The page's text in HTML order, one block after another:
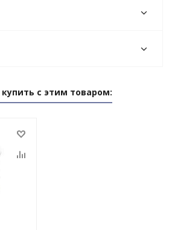
с этим товаром: